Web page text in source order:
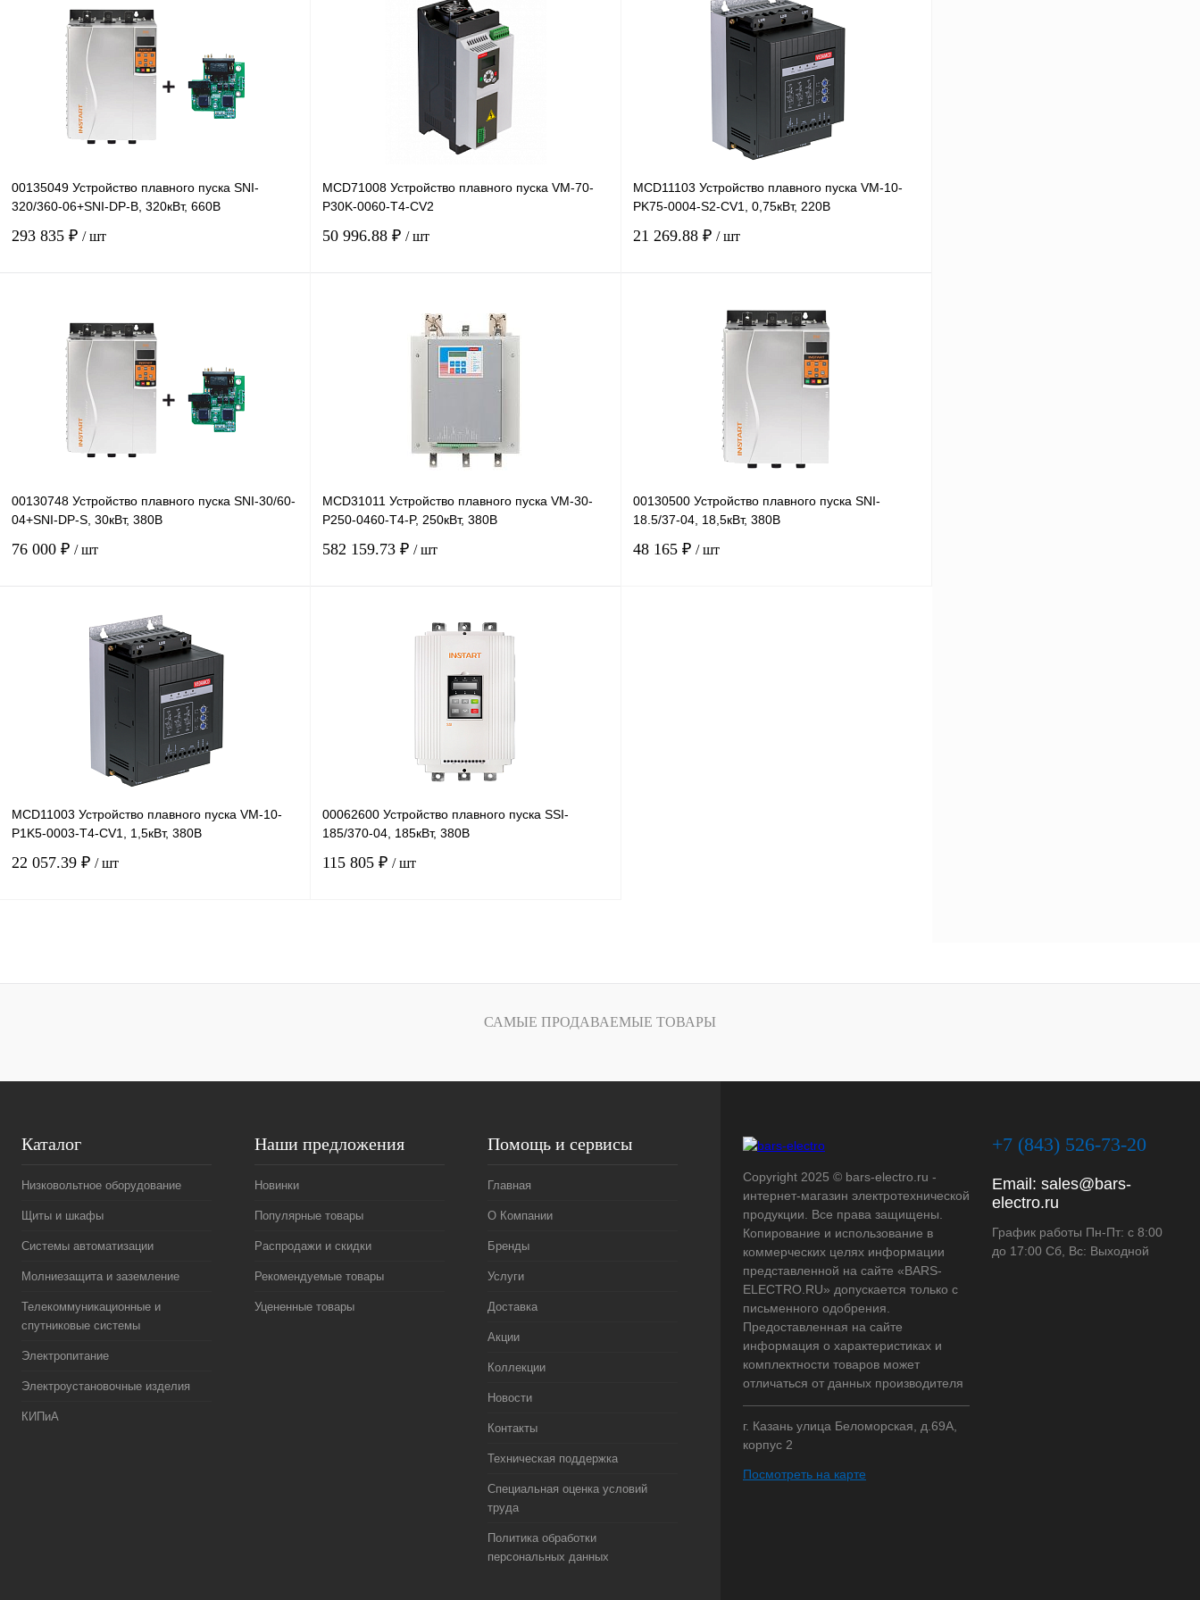
00135049 Устройство плавного пуска SNI-
320/360-06+SNI-DP-B, 320кВт, 660В
293 835 ₽ / шт
Купить в 1 клик
В избранное Под заказ
MCD71008 Устройство плавного пуска VM-70-
P30K-0060-T4-CV2
50 996.88 ₽ / шт
Купить в 1 клик Сравнение
Под заказ
MCD11103 Устройство плавного пуска VM-10-
PK75-0004-S2-CV1, 0,75кВт, 220В
21 269.88 ₽ / шт
В корзину
Купить в 1 клик Сравнение
Под заказ
00130748 Устройство плавного пуска SNI-30/60-
04+SNI-DP-S, 30кВт, 380В
76 000 ₽ / шт
Сравнение
Под заказ
MCD31011 Устройство плавного пуска VM-30-
P250-0460-T4-P, 250кВт, 380В
582 159.73 ₽ / шт
В корзину
00130500 Устройство плавного пуска SNI-
18.5/37-04, 18,5кВт, 380В
48 165 ₽ / шт
MCD11003 Устройство плавного пуска VM-10-
P1K5-0003-T4-CV1, 1,5кВт, 380В
22 057.39 ₽ / шт
Купить в 1 клик Сравнение
00062600 Устройство плавного пуска SSI-
185/370-04, 185кВт, 380В
115 805 ₽ / шт
Купить в 1 клик Сравнение
САМЫЕ ПРОДАВАЕМЫЕ ТОВАРЫ
Каталог
Низковольтное оборудование
Щиты и шкафы
Системы автоматизации
Молниезащита и заземление
Телекоммуникационные и
спутниковые системы
Электропитание
Электроустановочные изделия
КИПиА
Наши предложения
Новинки
Популярные товары
Распродажи и скидки
Рекомендуемые товары
Уцененные товары
Помощь и сервисы
Главная
О Компании
Бренды
Услуги
Доставка
Акции
Коллекции
Новости
Контакты
Техническая поддержка
Специальная оценка условий
труда
Политика обработки
персональных данных
Copyright 2025 © bars-electro.ru -
интернет-магазин электротехнической
продукции. Все права защищены.
Копирование и использование в
коммерческих целях информации
представленной на сайте «BARS-
ELECTRO.RU» допускается только с
письменного одобрения.
Предоставленная на сайте
информация о характеристиках и
комплектности товаров может
отличаться от данных производителя
г. Казань улица Беломорская, д.69А,
корпус 2
Посмотреть на карте
+7 (843) 526-73-20
Email: sales@bars-
electro.ru
График работы Пн-Пт: с 8:00
до 17:00 Сб, Вс: Выходной